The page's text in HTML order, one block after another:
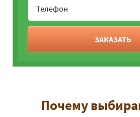
ЗАКАЗАТЬ
Почему